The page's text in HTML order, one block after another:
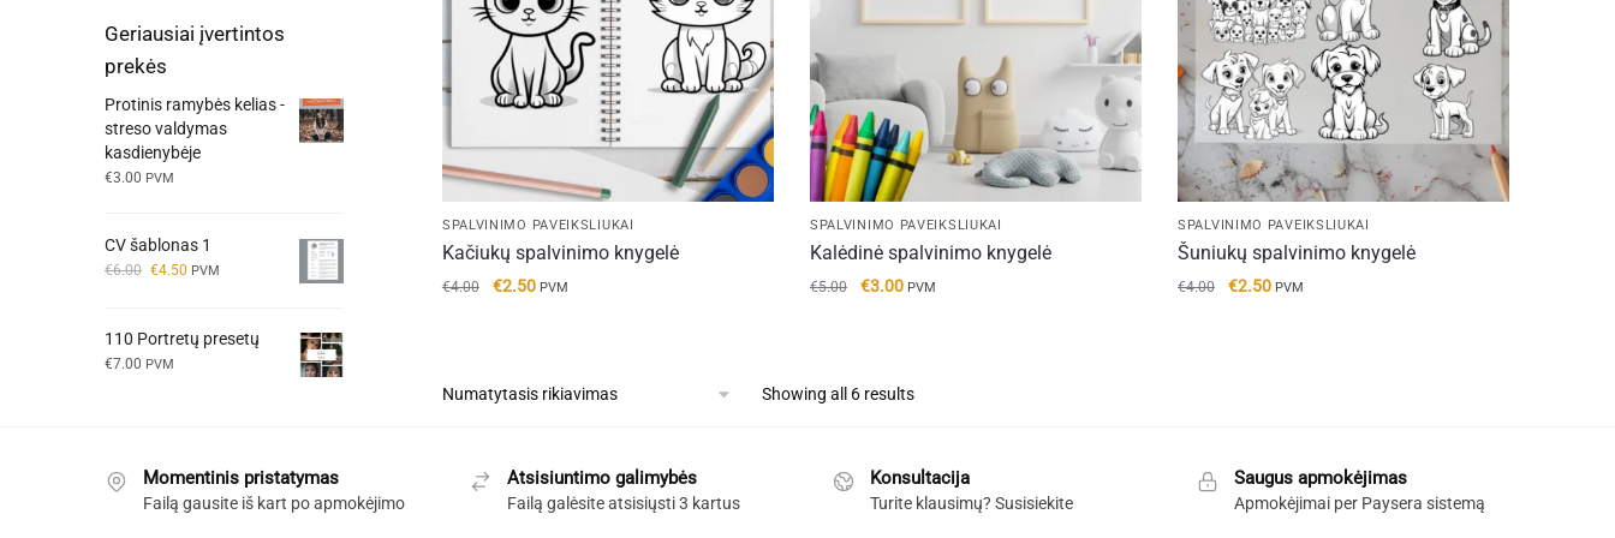
SPALVINIMO PAVEIKSLIUKAI
Kačiukų spalvinimo knygelė
€4.00
Original
€2.50Current
PVM
SPALVINIMO PAVEIKSLIUKAI
Kalėdinė spalvinimo knygelė
€5.00
Original
€3.00Current
PVM
SPALVINIMO PAVEIKSLIUKAI
Šuniukų spalvinimo knygelė
€4.00
Original
€2.50Current
PVM
Showing all 6 results
Geriausiai įvertintos
prekės
Protinis ramybės kelias -
streso valdymas
kasdienybėje
€3.00 PVM
CV šablonas 1
€6.00 Original
€6.00.
€4.50 Current
€4.50.
PVM
110 Portretų presetų
€7.00 PVM
Momentinis pristatymas
Failą gausite iš kart po apmokėjimo
Atsisiuntimo galimybės
Failą galėsite atsisiųsti 3 kartus
Konsultacija
Turite klausimų? Susisiekite
Saugus apmokėjimas
Apmokėjimai per Paysera sistemą